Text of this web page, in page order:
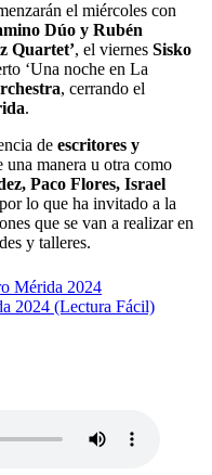
el miércoles con
Dúo y Rubén
Quartet’, el viernes Sisko
‘Una noche en La
, cerrando el
.
de escritores y
una manera u otra como
Paco Flores, Israel
lo que ha invitado a la
que se van a realizar en
y talleres.
Mérida 2024
2024 (Lectura Fácil)